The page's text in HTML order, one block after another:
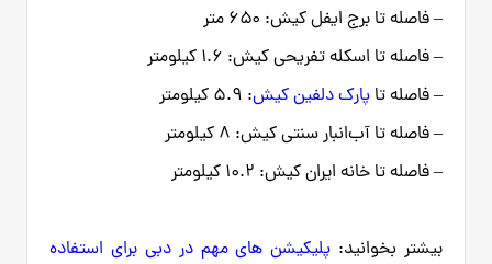
– فاصله تا برج ایفل کیش: ۶۵۰ متر
– فاصله تا اسکله تفریحی کیش: ۱.۶ کیلومتر
– فاصله تا پارک دلفین کیش: ۵.۹ کیلومتر
– فاصله تا آب‌انبار سنتی کیش: ۸ کیلومتر
– فاصله تا خانه ایران کیش: ۱۰.۲ کیلومتر
بیشتر بخوانید: پلیکیشن های مهم در دبی برای استفاده